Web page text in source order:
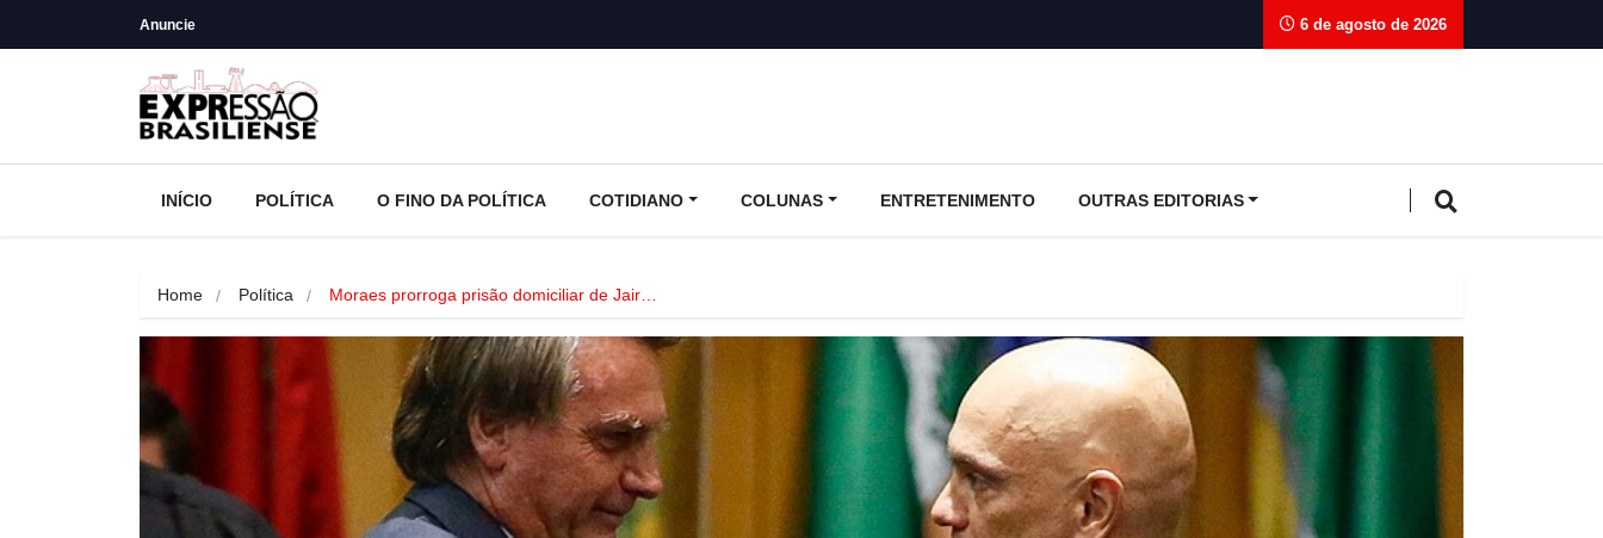
Anuncie 6 de agosto de 2026
INÍCIO POLÍTICA O FINO DA POLÍTICA COTIDIANO COLUNAS ENTRETENIMENTO OUTRAS EDITORIAS
Home Política Moraes prorroga prisão domiciliar de Jair…